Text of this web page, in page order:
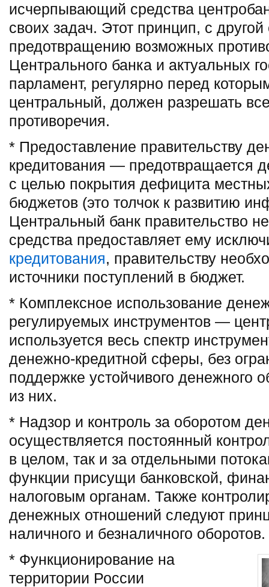
исчерпывающий средства
своих задач. Этот принцип, с
предотвращению возможных
Центрального банка и актуальных
парламент, регулярно перед
центральный, должен разрешать
противоречия.
* Предоставление правительству
кредитования — предотвращается
с целью покрытия дефицита
бюджетов (это толчок к развитию
Центральный банк правительство
средства предоставляет ему
кредитования, правительству
источники поступлений в бюджет.
* Комплексное использование
регулируемых инструментов —
используется весь спектр
денежно-кредитной сферы, без
поддержке устойчивого денежного
из них.
* Надзор и контроль за оборотом
осуществляется постоянный
в целом, так и за отдельными
функции присущи банковской,
налоговым органам. Также
денежных отношений следуют
наличного и безналичного оборотов.
* Функционирование на
территории России